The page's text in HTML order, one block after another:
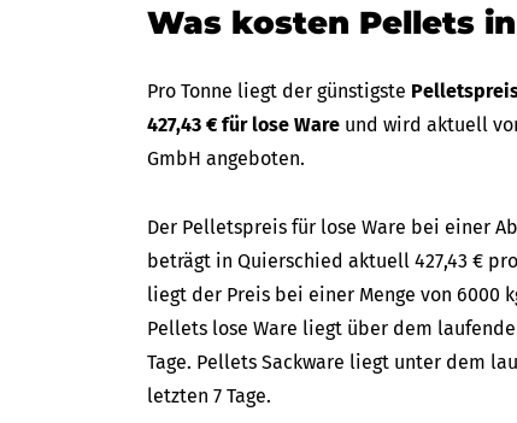
Was kosten Pellets
Pro Tonne liegt der günstigste
427,43 € für lose Ware und wird aktuell
GmbH angeboten.
Der Pelletspreis für lose Ware bei einer
beträgt in Quierschied aktuell 427,43 €
liegt der Preis bei einer Menge von 6000
Pellets lose Ware liegt über dem
Tage. Pellets Sackware liegt unter dem
letzten 7 Tage.